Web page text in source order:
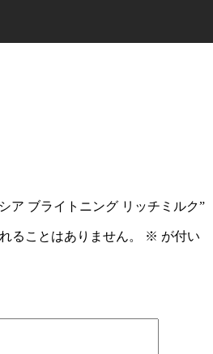
ア ブライトニング リッチミルク”
ることはありません。 ※ が付い